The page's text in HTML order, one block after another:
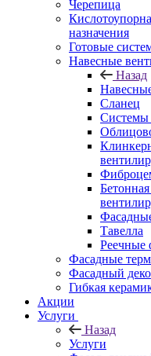
Черепица
назначения
Готовые
Навесные
Назад
Сланец
Тавелла
Реечные
Фасадные
Фасадный
Гибкая
Акции
Услуги
Назад
Услуги